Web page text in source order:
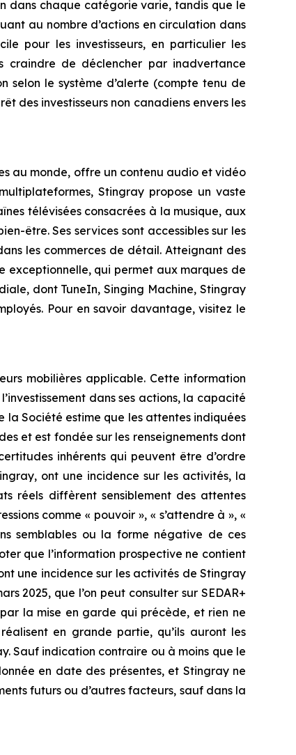
dans chaque catégorie varie, tandis que le
au nombre d’actions en circulation dans
pour les investisseurs, en particulier les
craindre de déclencher par inadvertance
selon le système d’alerte (compte tenu de
des investisseurs non canadiens envers les
au monde, offre un contenu audio et vidéo
Stingray propose un vaste
télévisées consacrées à la musique, aux
être. Ses services sont accessibles sur les
les commerces de détail. Atteignant des
exceptionnelle, qui permet aux marques de
dont TuneIn, Singing Machine, Stingray
Pour en savoir davantage, visitez le
mobilières applicable. Cette information
dans ses actions, la capacité
la Société estime que les attentes indiquées
et est fondée sur les renseignements dont
inhérents qui peuvent être d’ordre
ont une incidence sur les activités, la
réels diffèrent sensiblement des attentes
comme « pouvoir », « s’attendre à », «
semblables ou la forme négative de ces
que l’information prospective ne contient
une incidence sur les activités de Stingray
2025, que l’on peut consulter sur SEDAR+
la mise en garde qui précède, et rien ne
en grande partie, qu’ils auront les
Sauf indication contraire ou à moins que le
en date des présentes, et Stingray ne
futurs ou d’autres facteurs, sauf dans la